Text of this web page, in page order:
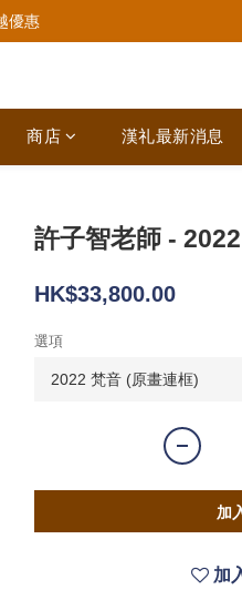
物金🪙
優惠
商店 漢礼最新消息
許子智老師 -
HK$33,800.00
選項
加
加